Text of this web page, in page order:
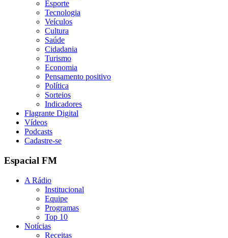
Esporte
Tecnologia
Veículos
Cultura
Saúde
Cidadania
Turismo
Economia
Pensamento positivo
Política
Sorteios
Indicadores
Flagrante Digital
Vídeos
Podcasts
Cadastre-se
Espacial FM
A Rádio
Institucional
Equipe
Programas
Top 10
Notícias
Receitas